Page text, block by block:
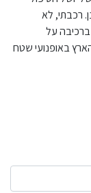
רכבתי, לא
ברכיבה על
רונן" אלי אוחנה, בן 20, אלוף הארץ באופנועי שטח